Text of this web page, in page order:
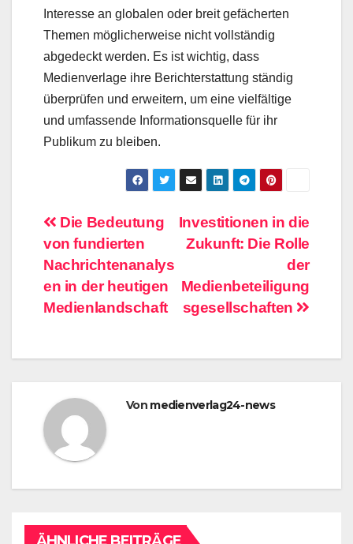
Interesse an globalen oder breit gefächerten
Themen möglicherweise nicht vollständig
abgedeckt werden. Es ist wichtig, dass
Medienverlage ihre Berichterstattung ständig
überprüfen und erweitern, um eine vielfältige
und umfassende Informationsquelle für ihr
Publikum zu bleiben.
Beitragsnavigation
Investitionen in die
Zukunft: Die Rolle
der
Medienbeteiligung
sgesellschaften
Die Bedeutung
von fundierten
Nachrichtenanalys
en in der heutigen
Medienlandschaft
Von medienverlag24-news